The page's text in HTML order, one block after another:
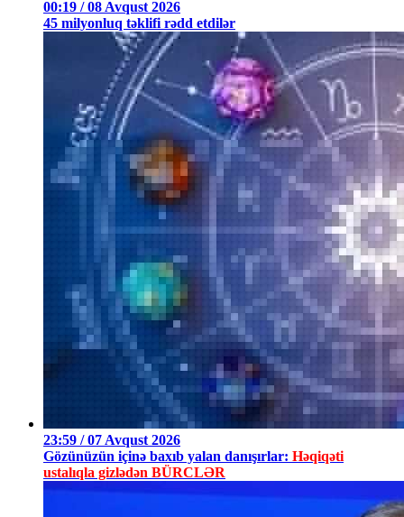
00:19 / 08 Avqust 2026
45 milyonluq təklifi rədd etdilər
23:59 / 07 Avqust 2026
Gözünüzün içinə baxıb yalan danışırlar: Həqiqəti
ustalıqla gizlədən BÜRCLƏR